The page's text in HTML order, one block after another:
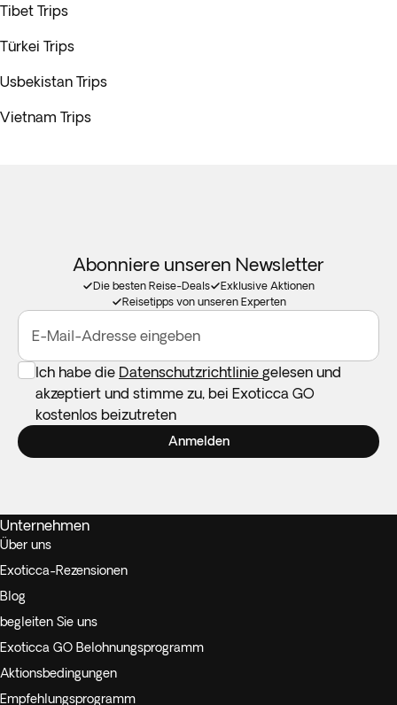
Tibet Trips
Türkei Trips
Usbekistan Trips
Vietnam Trips
Abonniere unseren Newsletter
Die besten Reise-Deals
Exklusive Aktionen
Reisetipps von unseren Experten
E-Mail-Adresse eingeben
Ich habe die Datenschutzrichtlinie gelesen und
akzeptiert und stimme zu, bei Exoticca GO
kostenlos beizutreten
Anmelden
Unternehmen
Über uns
Exoticca-Rezensionen
Blog
begleiten Sie uns
Exoticca GO Belohnungsprogramm
Aktionsbedingungen
Empfehlungsprogramm